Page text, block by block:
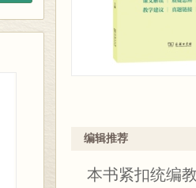
编辑推荐
本书紧扣统编